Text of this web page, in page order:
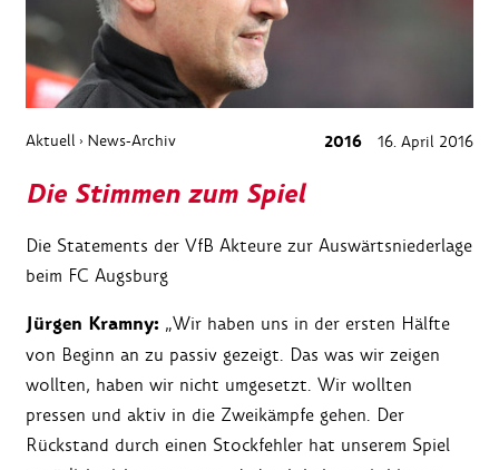
Aktuell › News-Archiv 2016 16. April 2016
Die Stimmen zum Spiel
Die Statements der VfB Akteure zur Auswärtsniederlage
beim FC Augsburg
Jürgen Kramny: „Wir haben uns in der ersten Hälfte
von Beginn an zu passiv gezeigt. Das was wir zeigen
wollten, haben wir nicht umgesetzt. Wir wollten
pressen und aktiv in die Zweikämpfe gehen. Der
Rückstand durch einen Stockfehler hat unserem Spiel